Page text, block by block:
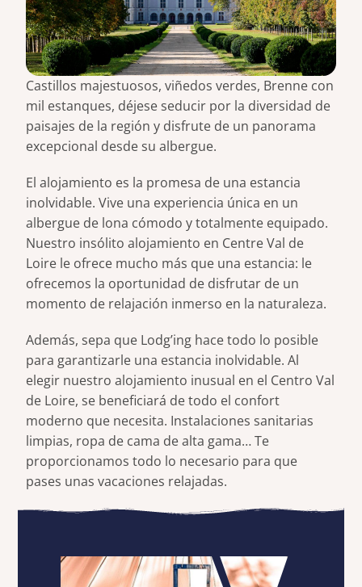
Castillos majestuosos, viñedos verdes, Brenne con
mil estanques, déjese seducir por la diversidad de
paisajes de la región y disfrute de un panorama
excepcional desde su albergue.
El alojamiento es la promesa de una estancia
inolvidable. Vive una experiencia única en un
albergue de lona cómodo y totalmente equipado.
Nuestro insólito alojamiento en Centre Val de
Loire le ofrece mucho más que una estancia: le
ofrecemos la oportunidad de disfrutar de un
momento de relajación inmerso en la naturaleza.
Además, sepa que Lodg’ing hace todo lo posible
para garantizarle una estancia inolvidable. Al
elegir nuestro alojamiento inusual en el Centro Val
de Loire, se beneficiará de todo el confort
moderno que necesita. Instalaciones sanitarias
limpias, ropa de cama de alta gama… Te
proporcionamos todo lo necesario para que
pases unas vacaciones relajadas.